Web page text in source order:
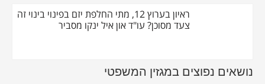
ראיון בערוץ 12, מתי החלפת יזם בפינוי בינוי זה
צעד מסוכן? עו"ד און איל ינקו מסביר
נושאים נפוצים במגזין המשפטי